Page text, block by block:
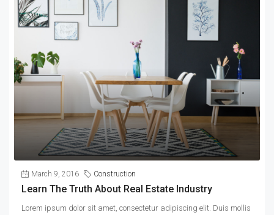
March 9, 2016 Construction
Learn The Truth About Real Estate Industry
Lorem ipsum dolor sit amet, consectetur adipiscing elit. Duis mollis